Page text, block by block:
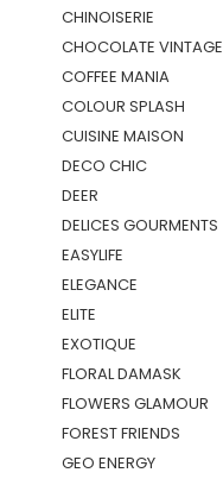
CHINOISERIE
CHOCOLATE VINTAGE
COFFEE MANIA
COLOUR SPLASH
CUISINE MAISON
DECO CHIC
DEER
DELICES GOURMENTS
EASYLIFE
ELEGANCE
ELITE
EXOTIQUE
FLORAL DAMASK
FLOWERS GLAMOUR
FOREST FRIENDS
GEO ENERGY